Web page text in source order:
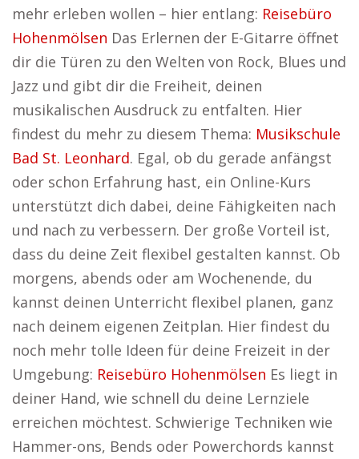
mehr erleben wollen – hier entlang: Reisebüro
Hohenmölsen Das Erlernen der E-Gitarre öffnet
dir die Türen zu den Welten von Rock, Blues und
Jazz und gibt dir die Freiheit, deinen
musikalischen Ausdruck zu entfalten. Hier
findest du mehr zu diesem Thema: Musikschule
Bad St. Leonhard. Egal, ob du gerade anfängst
oder schon Erfahrung hast, ein Online-Kurs
unterstützt dich dabei, deine Fähigkeiten nach
und nach zu verbessern. Der große Vorteil ist,
dass du deine Zeit flexibel gestalten kannst. Ob
morgens, abends oder am Wochenende, du
kannst deinen Unterricht flexibel planen, ganz
nach deinem eigenen Zeitplan. Hier findest du
noch mehr tolle Ideen für deine Freizeit in der
Umgebung: Reisebüro Hohenmölsen Es liegt in
deiner Hand, wie schnell du deine Lernziele
erreichen möchtest. Schwierige Techniken wie
Hammer-ons, Bends oder Powerchords kannst